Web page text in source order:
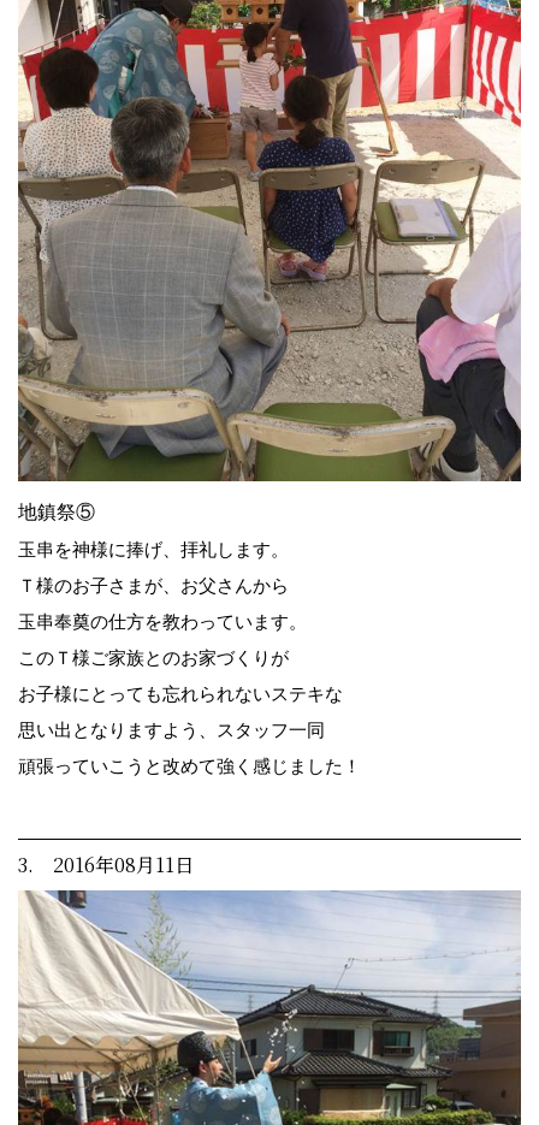
地鎮祭⑤
玉串を神様に捧げ、拝礼します。
Ｔ様のお子さまが、お父さんから
玉串奉奠の仕方を教わっています。
このＴ様ご家族とのお家づくりが
お子様にとっても忘れられないステキな
思い出となりますよう、スタッフ一同
頑張っていこうと改めて強く感じました！
3. 2016年08月11日